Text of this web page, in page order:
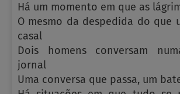
Há um momento em que as
O mesmo da despedida do que
casal
Dois homens conversam
jornal
Uma conversa que passa, um